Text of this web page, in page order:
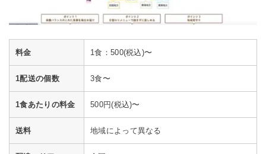
料金 1食：500(税込)〜
1配送の個数 3食〜
1食あたりの料金 500円(税込)〜
送料 地域によって異なる